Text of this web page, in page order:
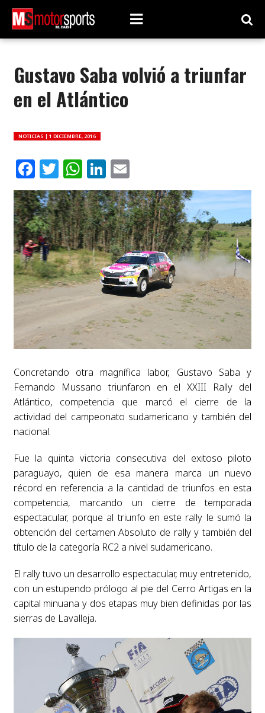
Gustavo Saba volvió a triunfar
en el Atlántico
NOTICIAS | 1 DICIEMBRE, 2016
Facebook
Twitter
WhatsApp
LinkedIn
Email
Concretando otra magnífica labor, Gustavo Saba y
Fernando Mussano triunfaron en el XXIII Rally del
Atlántico, competencia que marcó el cierre de la
actividad del campeonato sudamericano y también del
nacional.
Fue la quinta victoria consecutiva del exitoso piloto
paraguayo, quien de esa manera marca un nuevo
récord en referencia a la cantidad de triunfos en esta
competencia, marcando un cierre de temporada
espectacular, porque al triunfo en este rally le sumó la
obtención del certamen Absoluto de rally y también del
título de la categoría RC2 a nivel sudamericano.
El rally tuvo un desarrollo espectacular, muy entretenido,
con un estupendo prólogo al pie del Cerro Artigas en la
capital minuana y dos etapas muy bien definidas por las
sierras de Lavalleja.